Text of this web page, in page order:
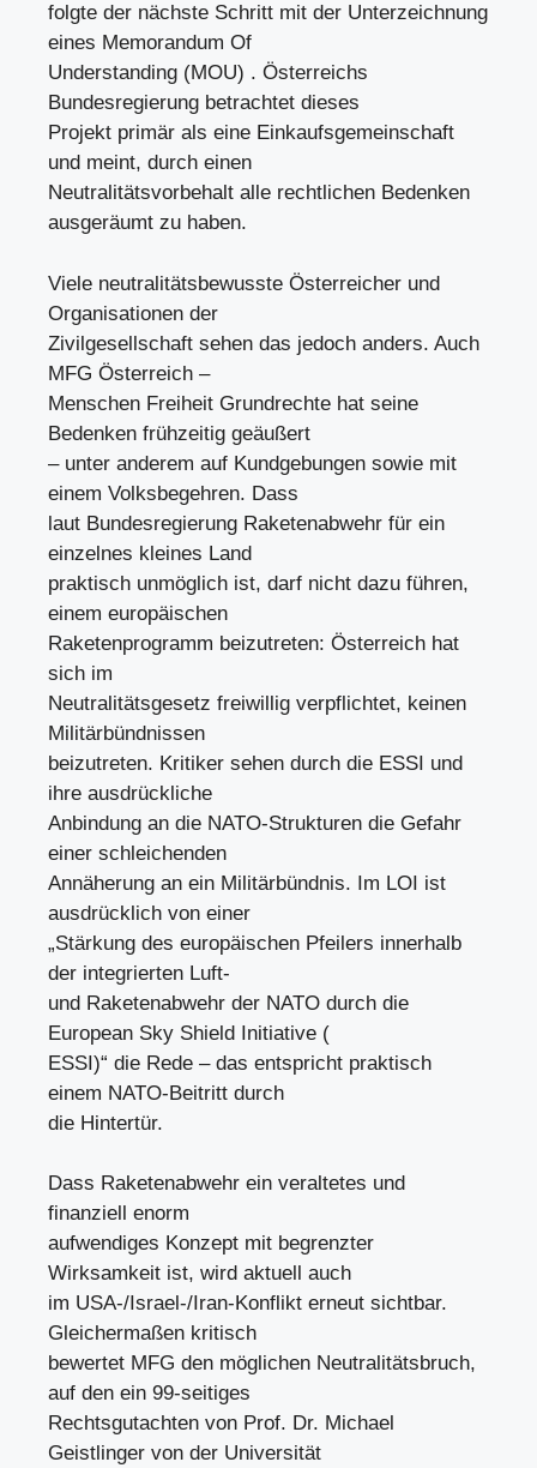
folgte der nächste Schritt mit der Unterzeichnung
eines Memorandum Of
Understanding (MOU) . Österreichs
Bundesregierung betrachtet dieses
Projekt primär als eine Einkaufsgemeinschaft
und meint, durch einen
Neutralitätsvorbehalt alle rechtlichen Bedenken
ausgeräumt zu haben.
Viele neutralitätsbewusste Österreicher und
Organisationen der
Zivilgesellschaft sehen das jedoch anders. Auch
MFG Österreich –
Menschen Freiheit Grundrechte hat seine
Bedenken frühzeitig geäußert
– unter anderem auf Kundgebungen sowie mit
einem Volksbegehren. Dass
laut Bundesregierung Raketenabwehr für ein
einzelnes kleines Land
praktisch unmöglich ist, darf nicht dazu führen,
einem europäischen
Raketenprogramm beizutreten: Österreich hat
sich im
Neutralitätsgesetz freiwillig verpflichtet, keinen
Militärbündnissen
beizutreten. Kritiker sehen durch die ESSI und
ihre ausdrückliche
Anbindung an die NATO-Strukturen die Gefahr
einer schleichenden
Annäherung an ein Militärbündnis. Im LOI ist
ausdrücklich von einer
„Stärkung des europäischen Pfeilers innerhalb
der integrierten Luft-
und Raketenabwehr der NATO durch die
European Sky Shield Initiative (
ESSI)“ die Rede – das entspricht praktisch
einem NATO-Beitritt durch
die Hintertür.
Dass Raketenabwehr ein veraltetes und
finanziell enorm
aufwendiges Konzept mit begrenzter
Wirksamkeit ist, wird aktuell auch
im USA-/Israel-/Iran-Konflikt erneut sichtbar.
Gleichermaßen kritisch
bewertet MFG den möglichen Neutralitätsbruch,
auf den ein 99-seitiges
Rechtsgutachten von Prof. Dr. Michael
Geistlinger von der Universität